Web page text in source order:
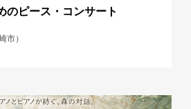
のピース・コンサート
市）